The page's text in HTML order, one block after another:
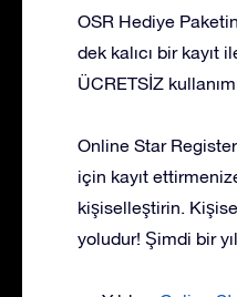
OSR Hediye
dek kalıcı bir kayıt
ÜCRETSİZ
Online Star Register
için kayıt ettirmenize
kişiselleştirin.
yoludur! Şimdi bir